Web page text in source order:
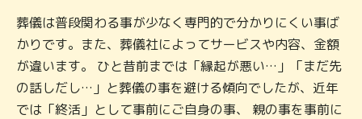
葬儀は普段関わる事が少なく専門的で分かりにくい事ば
かりです。また、葬儀社によってサービスや内容、金額
が違います。 ひと昔前までは「縁起が悪い…」「まだ先
の話しだし…」と葬儀の事を避ける傾向でしたが、近年
では「終活」として事前にご自身の事、 親の事を事前に